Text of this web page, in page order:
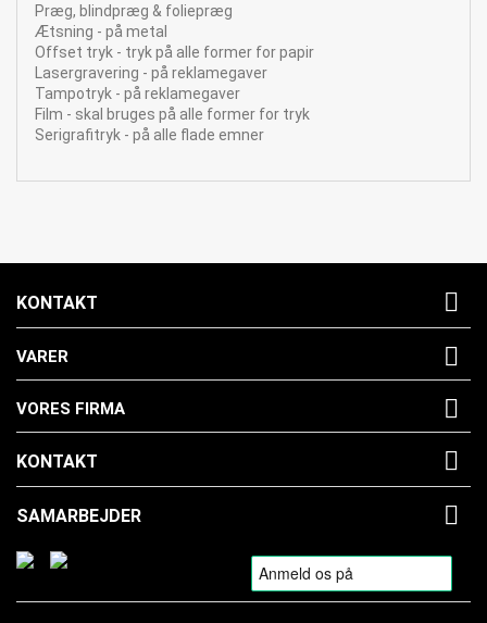
Præg, blindpræg & foliepræg
Ætsning - på metal
Offset tryk - tryk på alle former for papir
Lasergravering - på reklamegaver
Tampotryk - på reklamegaver
Film - skal bruges på alle former for tryk
Serigrafitryk - på alle flade emner
KONTAKT 
VARER 
VORES FIRMA 
KONTAKT 
SAMARBEJDER 